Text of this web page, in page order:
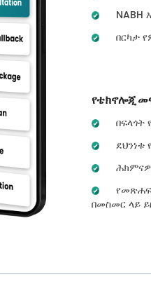
በርካታ
የቴክኖሎጂ
በፍላጎት
ደህንነቱ
በመስመር ላይ